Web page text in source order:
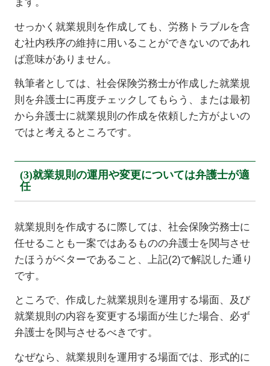
せっかく就業規則を作成しても、労務トラブルを含
む社内秩序の維持に用いることができないのであれ
ば意味がありません。
執筆者としては、社会保険労務士が作成した就業規
則を弁護士に再度チェックしてもらう、または最初
から弁護士に就業規則の作成を依頼した方がよいの
ではと考えるところです。
(3)就業規則の運用や変更については弁護士が適
任
就業規則を作成するに際しては、社会保険労務士に
任せることも一案ではあるものの弁護士を関与させ
たほうがベターであること、上記(2)で解説した通り
です。
ところで、作成した就業規則を運用する場面、及び
就業規則の内容を変更する場面が生じた場合、必ず
弁護士を関与させるべきです。
なぜなら、就業規則を運用する場面では、形式的に